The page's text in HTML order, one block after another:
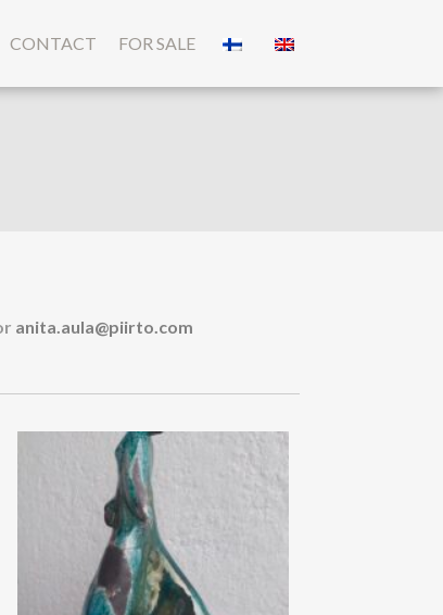
CONTACT FOR SALE
anita.aula@piirto.com